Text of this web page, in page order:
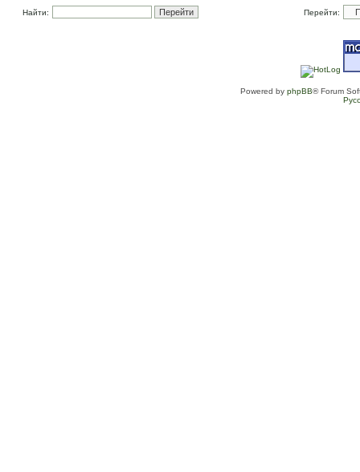
Найти: Перейти:
Powered by phpBB® Forum